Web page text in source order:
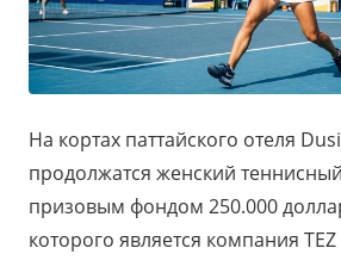
На кортах паттайского отеля
продолжатся женский
призовым фондом 250.000
которого является компания